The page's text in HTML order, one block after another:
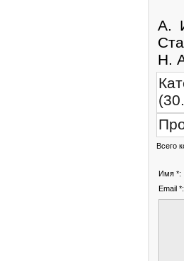
А.
Н.
Всего
Имя *:
Email *: